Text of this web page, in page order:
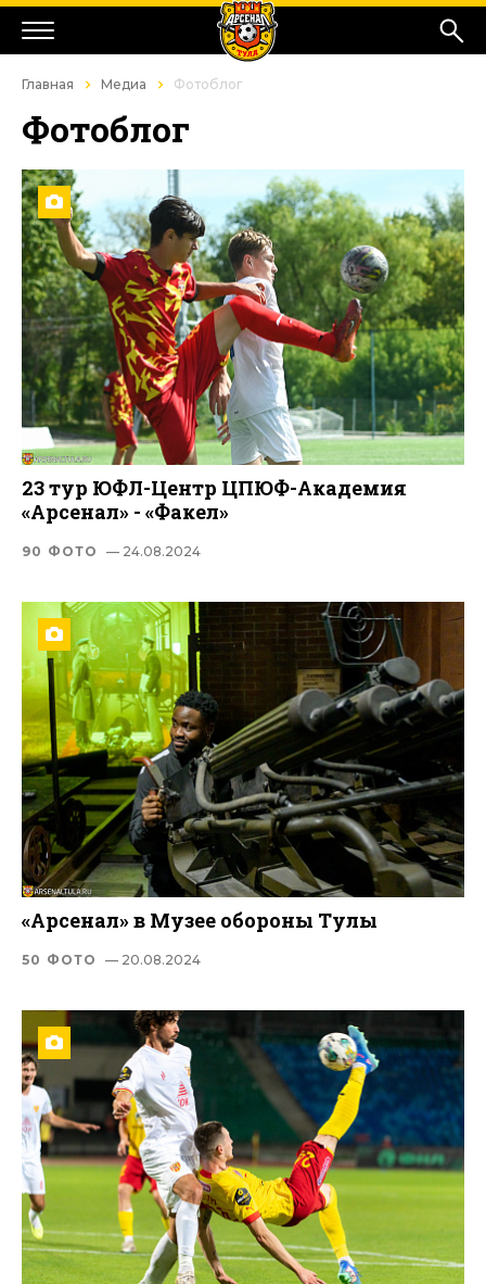
Главная Медиа Фотоблог
Фотоблог
23 тур ЮФЛ-Центр ЦПЮФ-Академия
«Арсенал» - «Факел»
90 ФОТО — 24.08.2024
«Арсенал» в Музее обороны Тулы
50 ФОТО — 20.08.2024